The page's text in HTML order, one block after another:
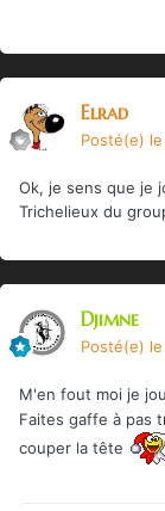
Elrad
Posté(e)
Ok, je sens que je
Trichelieux du
Djimne
Posté(e)
M'en fout moi je
Faites gaffe à pas
couper la tête